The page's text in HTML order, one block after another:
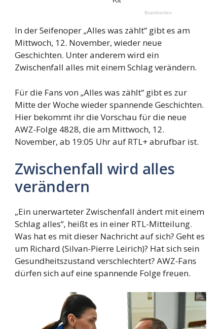
In der Seifenoper „Alles was zählt“ gibt es am
Mittwoch, 12. November, wieder neue
Geschichten. Unter anderem wird ein
Zwischenfall alles mit einem Schlag verändern.
Für die Fans von „Alles was zählt“ gibt es zur
Mitte der Woche wieder spannende Geschichten.
Hier bekommt ihr die Vorschau für die neue
AWZ-Folge 4828, die am Mittwoch, 12.
November, ab 19:05 Uhr auf RTL+ abrufbar ist.
Zwischenfall wird alles
verändern
„Ein unerwarteter Zwischenfall ändert mit einem
Schlag alles“, heißt es in einer RTL-Mitteilung.
Was hat es mit dieser Nachricht auf sich? Geht es
um Richard (Silvan-Pierre Leirich)? Hat sich sein
Gesundheitszustand verschlechtert? AWZ-Fans
dürfen sich auf eine spannende Folge freuen.